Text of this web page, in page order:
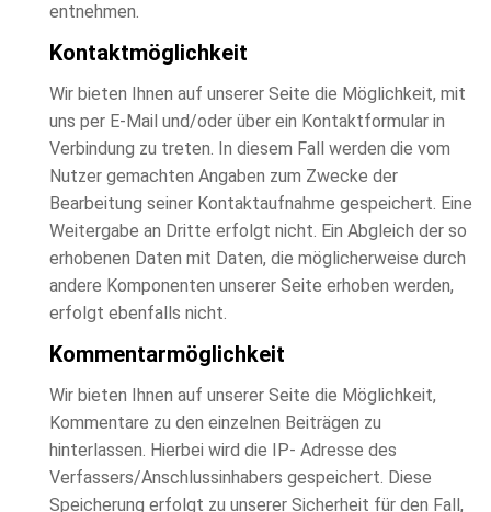
entnehmen.
Kontaktmöglichkeit
Wir bieten Ihnen auf unserer Seite die Möglichkeit, mit
uns per E-Mail und/oder über ein Kontaktformular in
Verbindung zu treten. In diesem Fall werden die vom
Nutzer gemachten Angaben zum Zwecke der
Bearbeitung seiner Kontaktaufnahme gespeichert. Eine
Weitergabe an Dritte erfolgt nicht. Ein Abgleich der so
erhobenen Daten mit Daten, die möglicherweise durch
andere Komponenten unserer Seite erhoben werden,
erfolgt ebenfalls nicht.
Kommentarmöglichkeit
Wir bieten Ihnen auf unserer Seite die Möglichkeit,
Kommentare zu den einzelnen Beiträgen zu
hinterlassen. Hierbei wird die IP- Adresse des
Verfassers/Anschlussinhabers gespeichert. Diese
Speicherung erfolgt zu unserer Sicherheit für den Fall,